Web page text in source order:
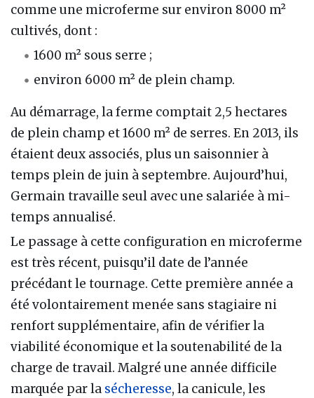
comme une microferme sur environ 8000 m²
cultivés, dont :
1600 m² sous serre ;
environ 6000 m² de plein champ.
Au démarrage, la ferme comptait 2,5 hectares
de plein champ et 1600 m² de serres. En 2013, ils
étaient deux associés, plus un saisonnier à
temps plein de juin à septembre. Aujourd’hui,
Germain travaille seul avec une salariée à mi-
temps annualisé.
Le passage à cette configuration en microferme
est très récent, puisqu’il date de l’année
précédant le tournage. Cette première année a
été volontairement menée sans stagiaire ni
renfort supplémentaire, afin de vérifier la
viabilité économique et la soutenabilité de la
charge de travail. Malgré une année difficile
marquée par la sécheresse, la canicule, les